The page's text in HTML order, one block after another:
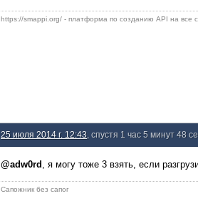
https://smappi.org/ - платформа по созданию API на все
25 июля 2014 г. 12:43 , спустя 1 час 5 минут 48
@adw0rd , я могу тоже 3 взять, если
Сапожник без сапог